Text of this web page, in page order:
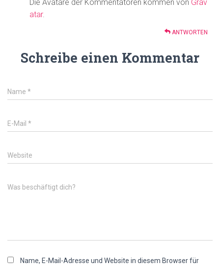
Die Avatare der Kommentatoren kommen von Grav
atar.
ANTWORTEN
Schreibe einen Kommentar
Name *
E-Mail *
Website
Was beschäftigt dich?
Name, E-Mail-Adresse und Website in diesem Browser für